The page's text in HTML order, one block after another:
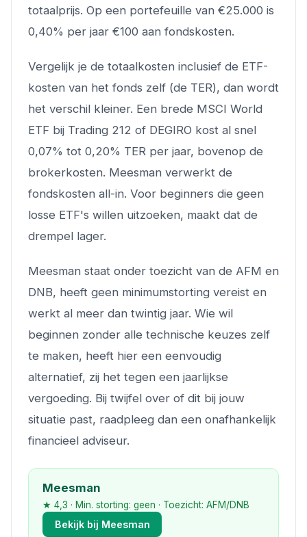
totaalprijs. Op een portefeuille van €25.000 is
0,40% per jaar €100 aan fondskosten.
Vergelijk je de totaalkosten inclusief de ETF-
kosten van het fonds zelf (de TER), dan wordt
het verschil kleiner. Een brede MSCI World
ETF bij Trading 212 of DEGIRO kost al snel
0,07% tot 0,20% TER per jaar, bovenop de
brokerkosten. Meesman verwerkt de
fondskosten all-in. Voor beginners die geen
losse ETF's willen uitzoeken, maakt dat de
drempel lager.
Meesman staat onder toezicht van de AFM en
DNB, heeft geen minimumstorting vereist en
werkt al meer dan twintig jaar. Wie wil
beginnen zonder alle technische keuzes zelf
te maken, heeft hier een eenvoudig
alternatief, zij het tegen een jaarlijkse
vergoeding. Bij twijfel over of dit bij jouw
situatie past, raadpleeg dan een onafhankelijk
financieel adviseur.
Meesman
★ 4,3 · Min. storting: geen · Toezicht: AFM/DNB
Bekijk bij Meesman